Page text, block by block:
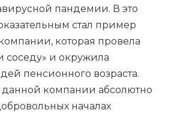
пандемии. В это
стал пример
которая провела
и окружила
пенсионного возраста.
компании абсолютно
началах